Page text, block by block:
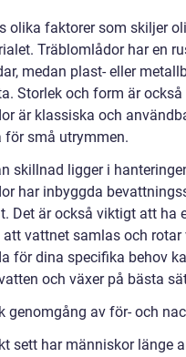
olika faktorer som skiljer
Träblomlådor har en
medan plast- eller
Storlek och form är
är klassiska och
för små utrymmen.
skillnad ligger i
har inbyggda
Det är också viktigt att ha
vattnet samlas och
för dina specifika behov
och växer på bästa
genomgång av för- och
sett har människor länge